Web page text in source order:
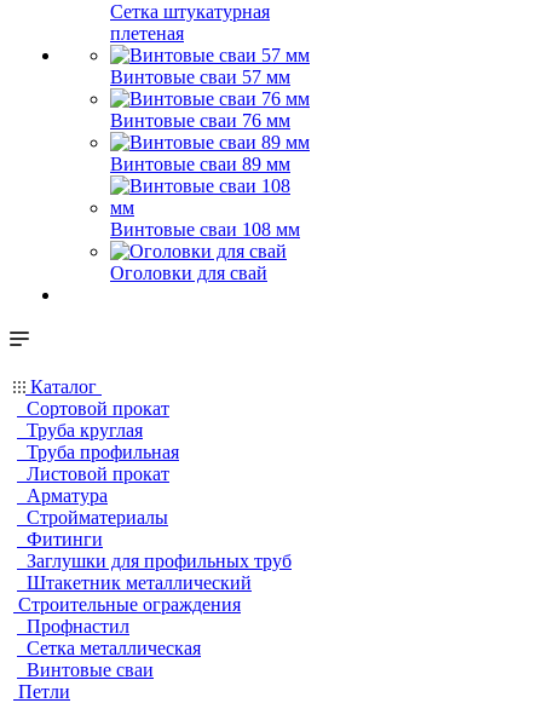
Сетка штукатурная
плетеная
Винтовые сваи 57 мм
Винтовые сваи 76 мм
Винтовые сваи 89 мм
Винтовые сваи 108 мм
Оголовки для свай
Каталог
Сортовой прокат
Труба круглая
Труба профильная
Листовой прокат
Арматура
Стройматериалы
Фитинги
Заглушки для профильных труб
Штакетник металлический
Строительные ограждения
Профнастил
Сетка металлическая
Винтовые сваи
Петли